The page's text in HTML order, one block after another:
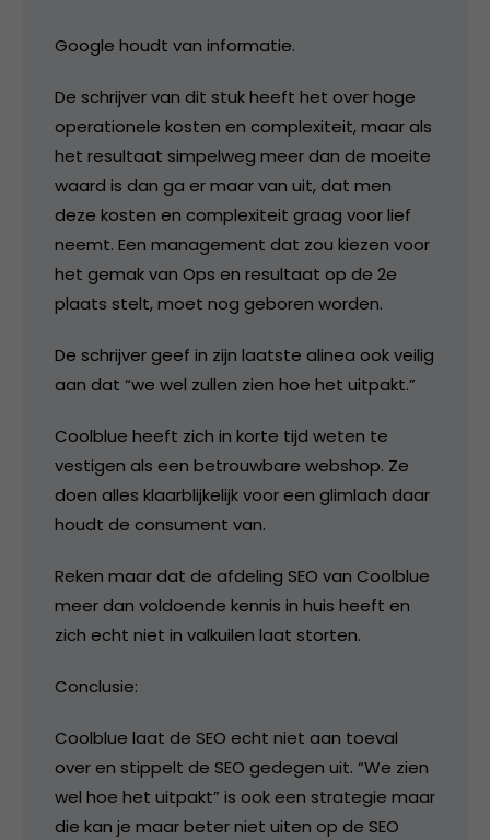
Google houdt van informatie.
De schrijver van dit stuk heeft het over hoge
operationele kosten en complexiteit, maar als
het resultaat simpelweg meer dan de moeite
waard is dan ga er maar van uit, dat men
deze kosten en complexiteit graag voor lief
neemt. Een management dat zou kiezen voor
het gemak van Ops en resultaat op de 2e
plaats stelt, moet nog geboren worden.
De schrijver geef in zijn laatste alinea ook veilig
aan dat “we wel zullen zien hoe het uitpakt.”
Coolblue heeft zich in korte tijd weten te
vestigen als een betrouwbare webshop. Ze
doen alles klaarblijkelijk voor een glimlach daar
houdt de consument van.
Reken maar dat de afdeling SEO van Coolblue
meer dan voldoende kennis in huis heeft en
zich echt niet in valkuilen laat storten.
Conclusie:
Coolblue laat de SEO echt niet aan toeval
over en stippelt de SEO gedegen uit. “We zien
wel hoe het uitpakt” is ook een strategie maar
die kan je maar beter niet uiten op de SEO